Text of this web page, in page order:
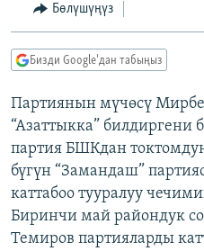
МАДАНИЯТ
ТВ ПРОГРАММАЛАР
ЭКСПЕРТТЕР ТАЛДАЙТ
БИЗ ЖАНА ДҮЙНӨ
ДАНИСТЕ
ЭЖЕ-СИҢДИЛЕР
ЫҢГАЙСЫЗ СУРООЛОР
ӨЗГӨЧӨ ПИКИР
Русский
ОНЛАЙН ШЕРИНЕ
Бөлүшүңүз
Бизди Google'дан табыңыз
Партиянын мүчөсү
“Азаттыкка” билдиргени
партия БШКдан
бүгүн “Замандаш”
каттабоо тууралуу
Биринчи май райондук
Темиров партияларды